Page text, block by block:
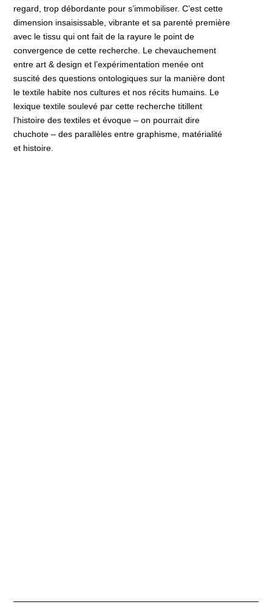
regard, trop débordante pour s’immobiliser. C’est cette
dimension insaisissable, vibrante et sa parenté première
avec le tissu qui ont fait de la rayure le point de
convergence de cette recherche. Le chevauchement
entre art & design et l’expérimentation menée ont
suscité des questions ontologiques sur la manière dont
le textile habite nos cultures et nos récits humains. Le
lexique textile soulevé par cette recherche titillent
l’histoire des textiles et évoque – on pourrait dire
chuchote – des parallèles entre graphisme, matérialité
et histoire.